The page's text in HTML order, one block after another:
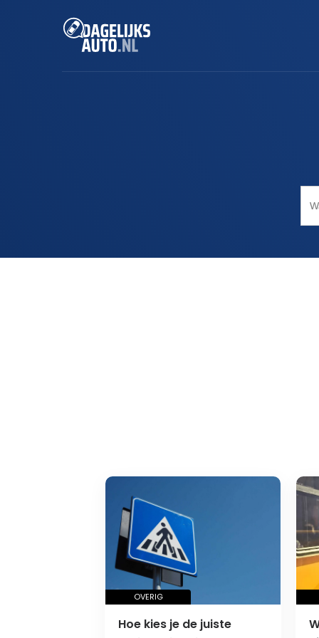
OVERIG
Hoe kies je de juiste